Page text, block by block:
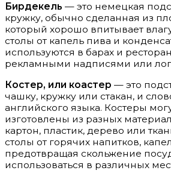
Бирдекель — это немецкая
кружку, обычно сделанная из
который хорошо впитывает
столы от капель пива и
используются в барах и
рекламными надписями или
Костер, или коастер — это
чашку, кружку или стакан, и
английского языка. Костеры
изготовлены из разных
картон, пластик, дерево или
столы от горячих напитков,
предотвращая скольжение
использоваться в различных